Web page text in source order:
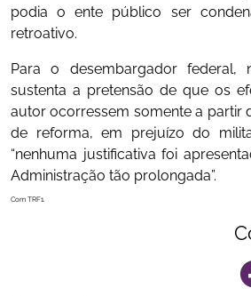
podia o ente público ser
retroativo.
Para o desembargador federal,
sustenta a pretensão de que os
autor ocorressem somente a partir
de reforma, em prejuízo do
“nenhuma justificativa foi
Administração tão prolongada”.
Com TRF1.